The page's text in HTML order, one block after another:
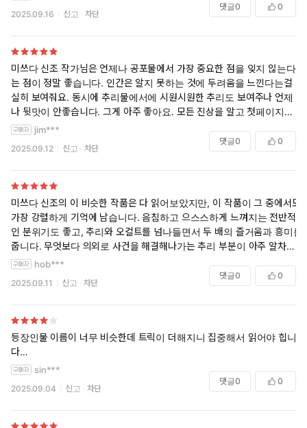
다만 재독할 때 느낌이 달라지긴 하지만, 처음 읽는 입장에선 중반부까지
지루한 구석이 많기도 한 책입니다. 일본 폐쇄적 마을의 인습+살인 사건
을 결합한 전개인데 초중반부까지는 이 독특한 인습과 그로 형성된 마을
의 분위기, 등장인물들을 나타내는데 대부분 지면이 쓰입니다. 일본 풍습
위주의 서술이기에 우리나라 기준에서는 더더욱 이해가 잘 안 가고 답답
한 면모가 있습니다(그에 관한 주석이나 설명도 책 내에는 잘 달려 있지
했던 마을 특유의 좋지 않은 인습에 관해 어느 정도 사전 정보가 없으면
책 자체의 재미가 덜 느껴지는 건 어쩔 수 없네요. 주요 전개가 인습의 불
일본 풍습이나 습성에 관하여 아는 게 없는 사람이면 추천하지는 않습니
다.
2025.09.16 신고 차단
댓글0 0
미쓰다 신조 작가님은 언제나 공포물에서 가장 중요한 점을 잊지 읺는다
는 점이 정말 좋습니다. 인간은 알지 못하는 것에 두려움을 느낀다는걸 절
실히 보여줘요. 동시에 추리물에서에 시원시원한 추리도 보여주나 언제
나 뒷맛이 안좋습니다. 그게 아주 좋아요. 모든 진상을 알고 첫페이지부터
보면 얼마나 이야기를 차근차근하게 쌓아왔는지 알 수 있습니다. 그냥 넘
jim***
2025.09.12 신고 차단
댓글0 0
미쓰다 신조의 이 비슷한 작품은 다 읽어보았지만, 이 작품이 그 중에서도
가장 강렬하게 기억에 남습니다. 음침하고 으스스하게 느껴지는 전반적
인 분위기도 좋고, 추리와 오컬트를 넘나들면서 두 배의 즐거움과 흥미를
줍니다. 무엇보다 의외로 사건을 해결해나가는 추리 부분이 아주 알차면
서 소름끼치고 좋았습니다.
hob***
2025.09.11 신고 차단
댓글0 0
등장인물 이름이 너무 비슷한데 트릭이 더해지니 집중해서 읽어야 힙니
다…
sin***
2025.09.04 신고 차단
댓글0 0